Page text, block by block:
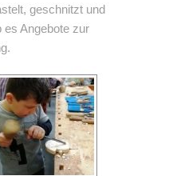
geschnitzt und
es Angebote zur